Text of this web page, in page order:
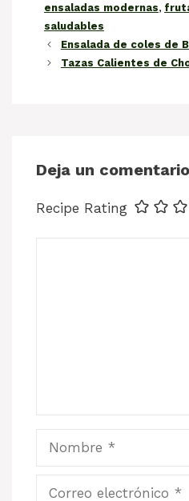
ensaladas modernas,
saludables
Ensalada de coles de
Tazas Calientes de
Deja un comentario
Recipe Rating